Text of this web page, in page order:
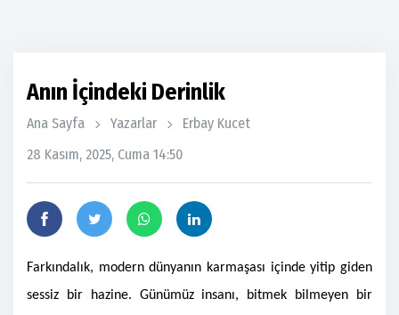
Anın İçindeki Derinlik
Ana Sayfa Yazarlar
Erbay Kucet
28 Kasım, 2025, Cuma 14:50
Farkındalık, modern dünyanın karmaşası içinde yitip giden
sessiz bir hazine. Günümüz insanı, bitmek bilmeyen bir